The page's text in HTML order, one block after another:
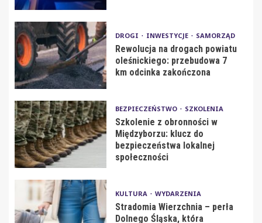
DROGI INWESTYCJE SAMORZĄD
Rewolucja na drogach powiatu
oleśnickiego: przebudowa 7
km odcinka zakończona
BEZPIECZEŃSTWO SZKOLENIA
Szkolenie z obronności w
Międzyborzu: klucz do
bezpieczeństwa lokalnej
społeczności
KULTURA WYDARZENIA
Stradomia Wierzchnia – perła
Dolnego Śląska, która